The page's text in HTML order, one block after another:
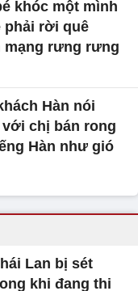
khóc một mình
phải rời quê
mạng rưng rưng
Hàn nói
chị bán rong
Hàn như gió
Lan bị sét
khi đang thi